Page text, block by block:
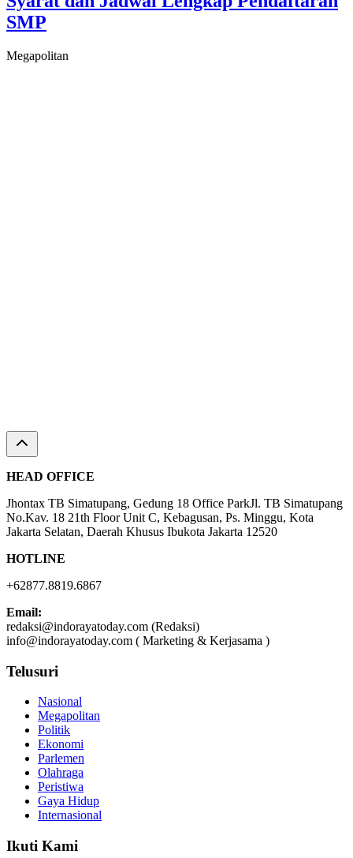
SMP
Megapolitan
HEAD OFFICE
Jhontax TB Simatupang, Gedung 18 Office ParkJl. TB Simatupang
No.Kav. 18 21th Floor Unit C, Kebagusan, Ps. Minggu, Kota
Jakarta Selatan, Daerah Khusus Ibukota Jakarta 12520
HOTLINE
+62877.8819.6867
Email:
redaksi@indorayatoday.com (Redaksi)
info@indorayatoday.com ( Marketing & Kerjasama )
Telusuri
Nasional
Megapolitan
Politik
Ekonomi
Parlemen
Olahraga
Peristiwa
Gaya Hidup
Internasional
Ikuti Kami